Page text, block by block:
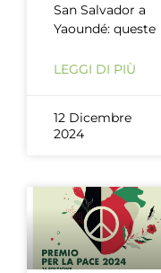
San Salvador a
Yaoundé: queste
LEGGI DI PIÙ
12 Dicembre
2024